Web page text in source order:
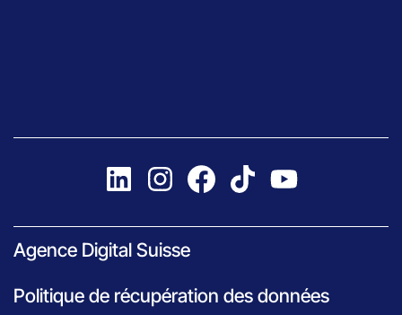
Agence Digital Suisse
Politique de récupération des données